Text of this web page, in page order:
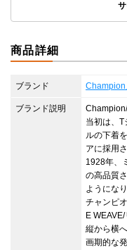
商品詳細
ブランド Champion
ブランド説明
当初は、
ルの下着
アに採用
1928年、
の高品質
ようになり
チャンピ
E
縦から横
画期的な